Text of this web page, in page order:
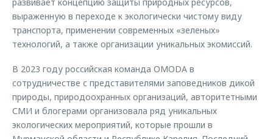
выраженную в переходе к экологически чистому виду
транспорта, применении современных «зеленых»
технологий, а также организации уникальных экомиссий.
В 2023 году российская команда OMODA в
сотрудничестве с представителями заповедников дикой
природы, природоохранных организаций, авторитетными
СМИ и блогерами организовала ряд уникальных
экологических мероприятий, которые прошли в